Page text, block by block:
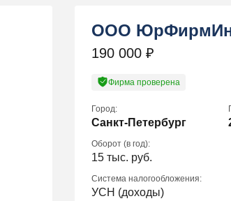
ООО
190 000 ₽
Фирма проверена
Город:
Санкт-Петербург
Оборот (в год):
15 тыс. руб.
Система налогообложения:
УСН (доходы)